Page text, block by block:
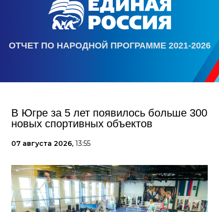
ОТЧЕТ ПО НАРОДНОЙ ПРОГРАММЕ 2021-2026
В Югре за 5 лет появилось больше 300
новых спортивных объектов
07 августа 2026, 13:55